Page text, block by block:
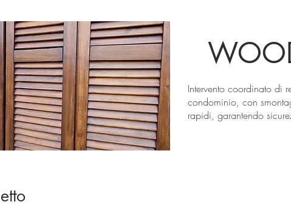
Intervento coordinato di
condominio, con
rapidi, garantendo